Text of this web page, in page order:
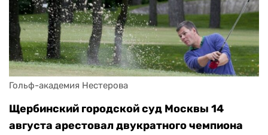
Гольф-академия Нестерова
Щербинский городской суд Москвы 14
августа арестовал двукратного чемпиона